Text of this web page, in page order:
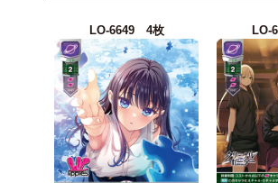
LO-6649 4枚 LO-